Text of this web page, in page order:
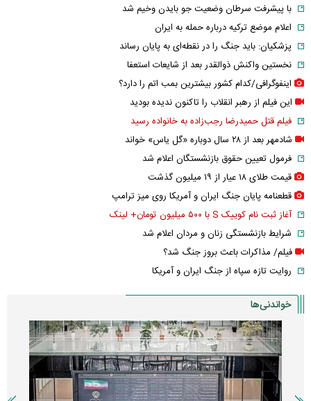
با پیشرفت سرطان وضعیت جو بایدن وخیم شد
اعلام موضع ترکیه درباره حمله به ایران
پزشکیان: باید جنگ را در نقطه‌ای به پایان رساند
نخستین واکنش ذوالقدر بعد از شایعات استعفا
اینفوگرافی/کدام کشور بیشترین بمب اتم را دارد؟
این فیلم از رهبر انقلاب را تاکنون ندیده بودید
فیلم قتل حمیدرضا رجب‌زاده به خانواده رسید
شادمهر بعد از ۲۸ سال دوباره «گل یاس» خواند
فرمول تعیین حقوق بازنشستگان اعلام شد
قیمت طلای ۱۸ عیار از ۱۹ میلیون گذشت
قطعنامه پایان جنگ ایران و آمریکا روی میز ترامپ
آغاز ثبت نام کوییک S با ۵۰۰ میلیون تومان+ لینک
شرایط بازنشستگی زنان و مردان اعلام شد
فیلم/ مذاکرات باعث بروز جنگ شد؟
روایت تازه سپاه از جنگ ایران و آمریکا
خواندنی‌ها